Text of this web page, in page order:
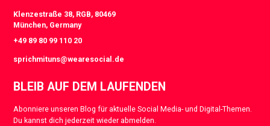
Klenzestraße 38, RGB, 80469
München, Germany
+49 89 80 99 110 20
sprichmituns@wearesocial.de
BLEIB AUF DEM LAUFENDEN
Abonniere unseren Blog für aktuelle Social Media- und Digital-Themen.
Du kannst dich jederzeit wieder abmelden.